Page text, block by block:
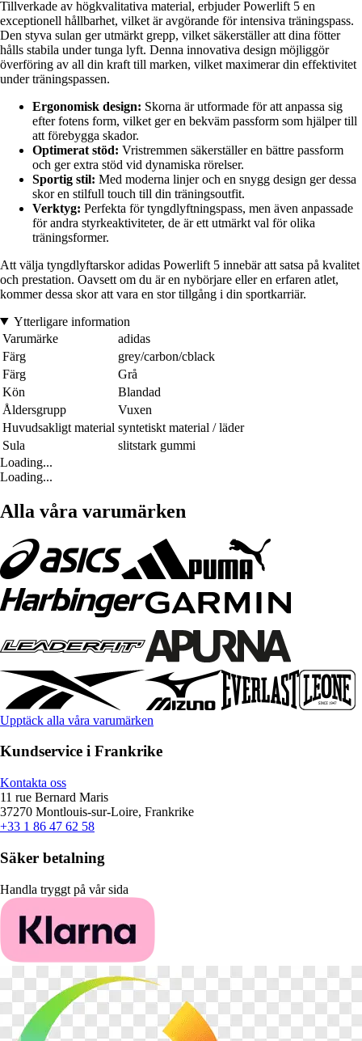
Tillverkade av högkvalitativa material, erbjuder Powerlift 5 en
exceptionell hållbarhet, vilket är avgörande för intensiva träningspass.
Den styva sulan ger utmärkt grepp, vilket säkerställer att dina fötter
hålls stabila under tunga lyft. Denna innovativa design möjliggör
överföring av all din kraft till marken, vilket maximerar din effektivitet
under träningspassen.
Ergonomisk design: Skorna är utformade för att anpassa sig
efter fotens form, vilket ger en bekväm passform som hjälper till
att förebygga skador.
Optimerat stöd: Vristremmen säkerställer en bättre passform
och ger extra stöd vid dynamiska rörelser.
Sportig stil: Med moderna linjer och en snygg design ger dessa
skor en stilfull touch till din träningsoutfit.
Verktyg: Perfekta för tyngdlyftningspass, men även anpassade
för andra styrkeaktiviteter, de är ett utmärkt val för olika
träningsformer.
Att välja tyngdlyftarskor adidas Powerlift 5 innebär att satsa på kvalitet
och prestation. Oavsett om du är en nybörjare eller en erfaren atlet,
kommer dessa skor att vara en stor tillgång i din sportkarriär.
Ytterligare information
Varumärke
adidas
Färg
grey/carbon/cblack
Färg
Grå
Kön
Blandad
Åldersgrupp
Vuxen
Huvudsakligt material syntetiskt material / läder
Sula
slitstark gummi
Loading...
Loading...
Alla våra varumärken
Upptäck alla våra varumärken
Kundservice i Frankrike
Kontakta oss
11 rue Bernard Maris
37270 Montlouis-sur-Loire, Frankrike
+33 1 86 47 62 58
Säker betalning
Handla tryggt på vår sida